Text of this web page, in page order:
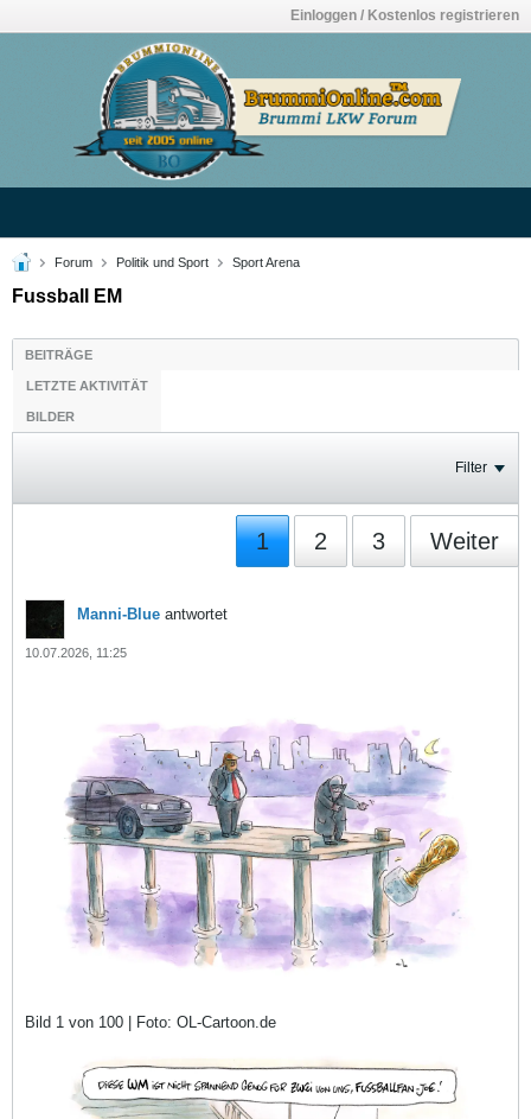
Einloggen / Kostenlos registrieren
Forum Politik und Sport Sport Arena
Fussball EM
BEITRÄGE
LETZTE AKTIVITÄT
BILDER
Filter
1 2 3 Weiter
Manni-Blue antwortet
10.07.2026, 11:25
Bild 1 von 100 | Foto: OL-Cartoon.de